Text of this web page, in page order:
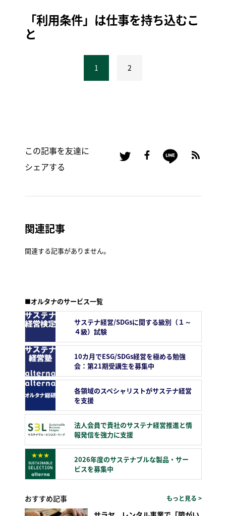
「利用条件」は仕事を持ち込むこ
と
1 2
この記事を友達に
シェアする
関連記事
関連する記事がありません。
■オルタナのサービス一覧
サステナ経営/SDGsに関する級別（１～
４級）試験
10カ月でESG/SDGs経営を極める勉強
会：第21期受講生を募集中
各領域のスペシャリストがサステナ経営
を支援
法人会員で貴社のサステナ経営推進と情
報発信を強力に支援
2026年度のサステナブルな製品・サー
ビスを募集中
おすすめ記事 もっと見る >